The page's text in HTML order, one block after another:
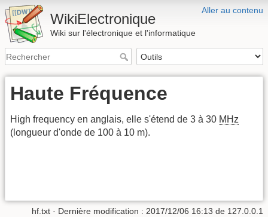
Aller au contenu
WikiElectronique
Wiki sur l'électronique et l'informatique
Haute Fréquence
High frequency en anglais, elle s'étend de 3 à 30 MHz
(longueur d'onde de 100 à 10 m).
hf.txt · Dernière modification : 2017/12/06 16:13 de 127.0.0.1